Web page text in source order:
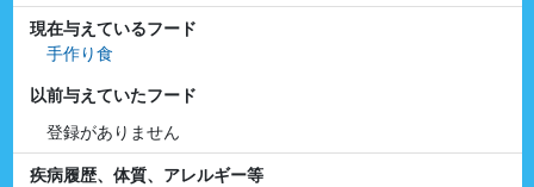
現在与えているフード
手作り食
以前与えていたフード
登録がありません
疾病履歴、体質、アレルギー等